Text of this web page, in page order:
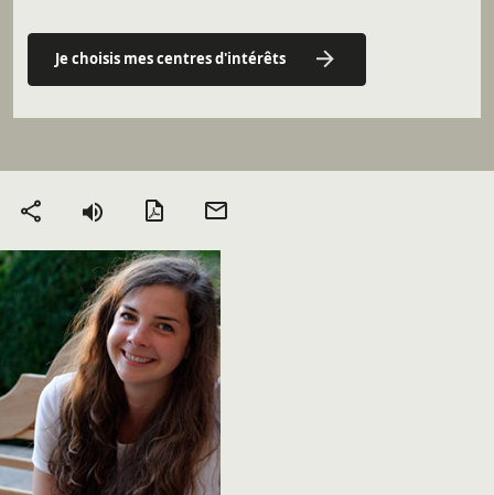
Je choisis mes centres d'intérêts
Partager Version PDF